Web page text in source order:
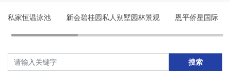
私家恒温泳池 新会碧桂园私人别墅园林景观 恩平侨星国际
搜索